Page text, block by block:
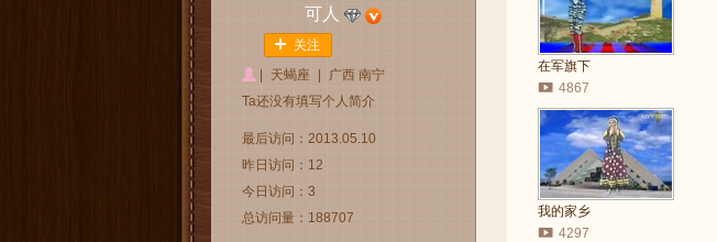
可人
关注
天蝎座
广西 南宁
Ta还没有填写个人简介
最后访问：2013.05.10
昨日访问：12
今日访问：3
总访问量：188707
在军旗下
4867
我的家乡
4297